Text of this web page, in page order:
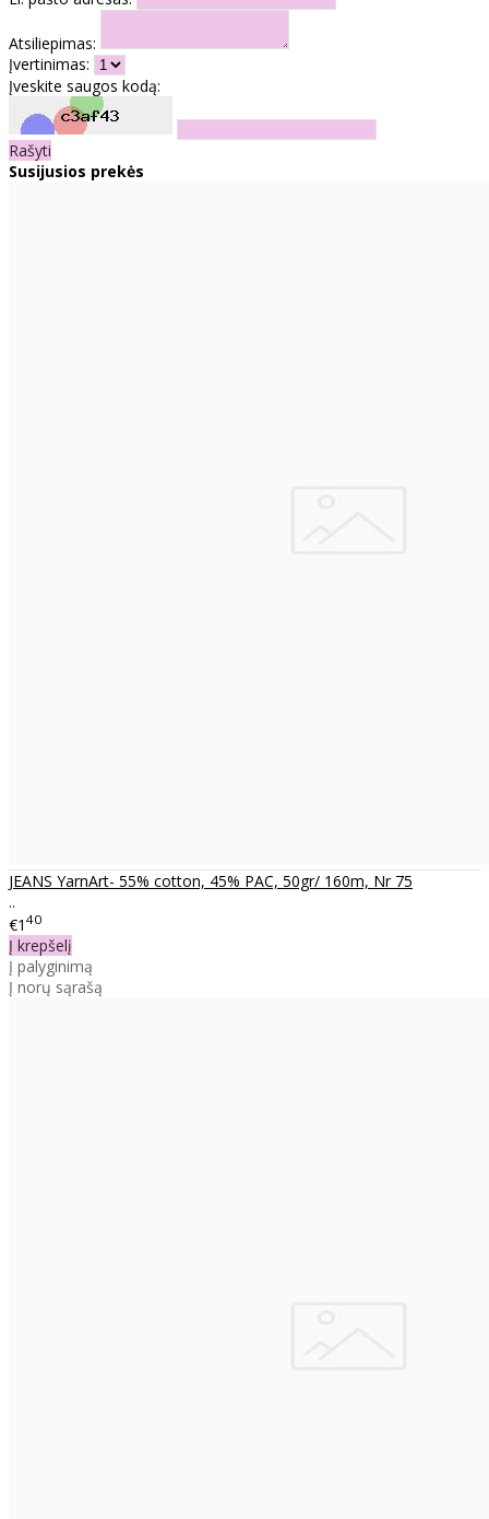
Atsiliepimas:
Įvertinimas:
Įveskite saugos kodą:
Rašyti
Susijusios prekės
JEANS YarnArt- 55% cotton, 45% PAC, 50gr/ 160m, Nr 75
..
€1 40
Į krepšelį
Į palyginimą
Į norų sąrašą